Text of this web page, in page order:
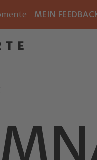
MEIN